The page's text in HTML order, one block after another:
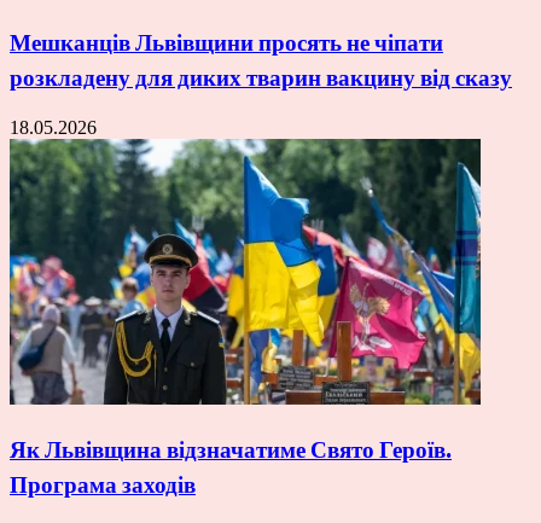
Мешканців Львівщини просять не чіпати
розкладену для диких тварин вакцину від сказу
18.05.2026
Як Львівщина відзначатиме Свято Героїв.
Програма заходів